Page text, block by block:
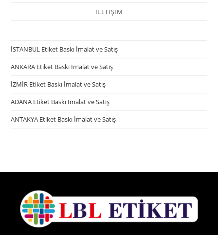
İLETİŞİM
İSTANBUL Etiket Baskı İmalat ve Satış
ANKARA Etiket Baskı İmalat ve Satış
İZMİR Etiket Baskı İmalat ve Satış
ADANA Etiket Baskı İmalat ve Satış
ANTAKYA Etiket Baskı İmalat ve Satış